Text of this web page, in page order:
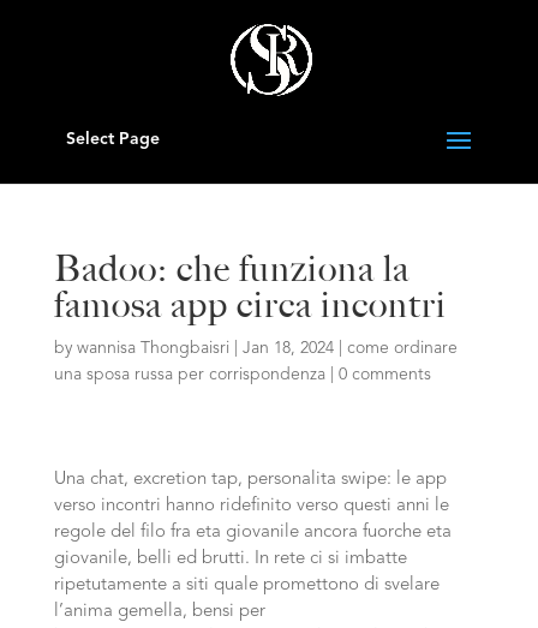
Select Page
Badoo: che funziona la
famosa app circa incontri
by wannisa Thongbaisri Jan 18, 2024| come ordinare
una sposa russa per corrispondenza| 0 comments
Una chat, excretion tap, personalita swipe: le app
verso incontri hanno ridefinito verso questi anni le
regole del filo fra eta giovanile ancora fuorche eta
giovanile, belli ed brutti. In rete ci si imbatte
ripetutamente a siti quale promettono di svelare
l’anima gemella, bensi per